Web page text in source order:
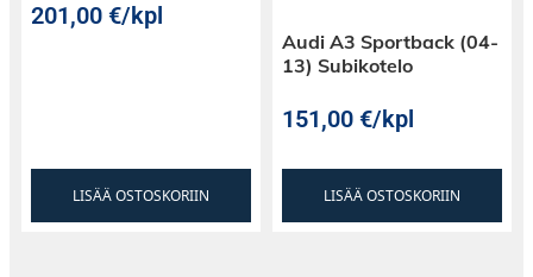
201,00€/kpl
LISÄÄ OSTOSKORIIN
Audi A3 Sportback (04-
13) Subikotelo
151,00€/kpl
LISÄÄ OSTOSKORIIN